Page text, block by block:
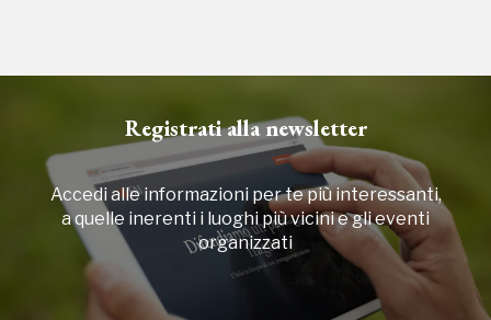
Registrati alla newsletter
Accedi alle informazioni per te più interessanti,
a quelle inerenti i luoghi più vicini e gli eventi
organizzati